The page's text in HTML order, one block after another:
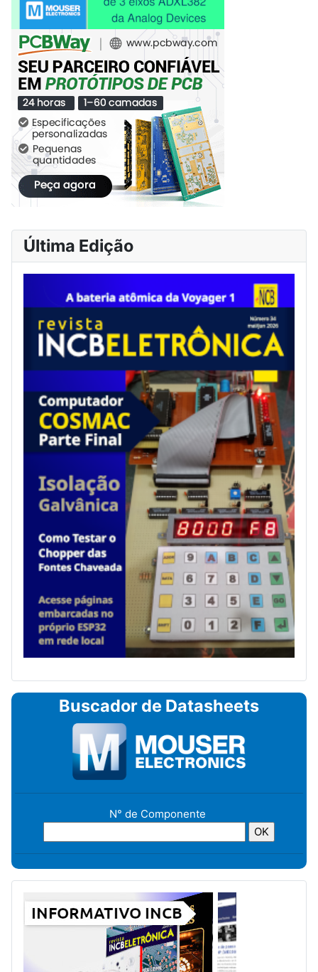
Última Edição
Buscador de Datasheets
N° de Componente